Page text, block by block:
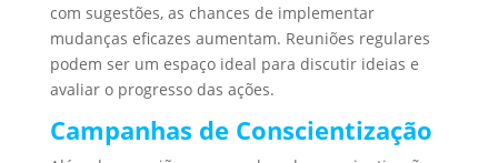
com sugestões, as chances de implementar
mudanças eficazes aumentam. Reuniões regulares
podem ser um espaço ideal para discutir ideias e
avaliar o progresso das ações.
Campanhas de Conscientização